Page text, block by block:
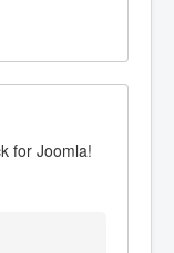
for Joomla!